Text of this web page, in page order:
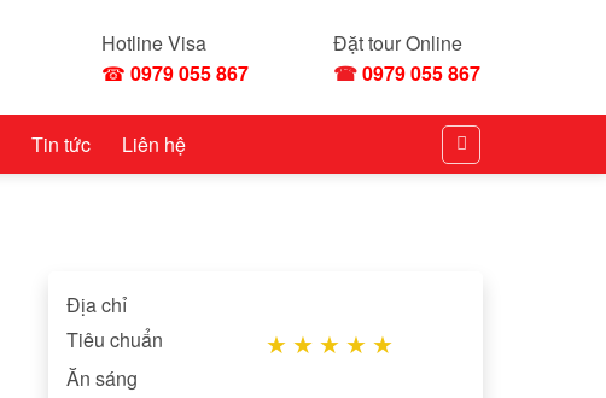
Hotline Visa
☎ 0979 055 867
Đặt tour Online
☎0979 055 867
Tin tức Liên hệ
Địa chỉ
Tiêu chuẩn
★ ★ ★ ★ ★
Ăn sáng